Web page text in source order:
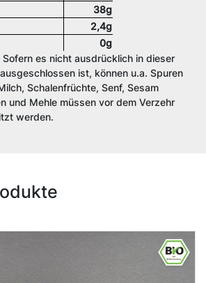
38g
2,4g
0g
es nicht ausdrücklich in dieser
ist, können u.a. Spuren
Schalenfrüchte, Senf, Sesam
und Mehle müssen vor dem Verzehr
werden.